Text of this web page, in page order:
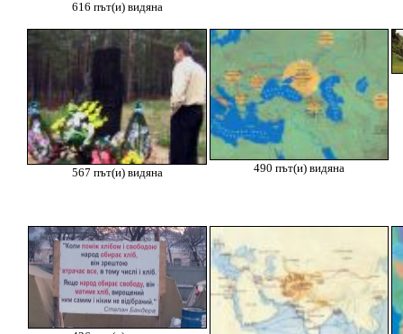
616 път(и) видяна
567 път(и) видяна 490 път(и) видяна